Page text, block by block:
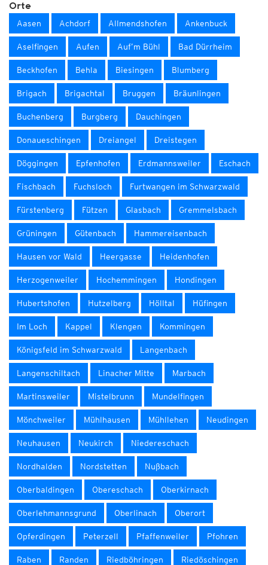
Orte
Aasen Achdorf Allmendshofen Ankenbuck
Aselfingen Aufen Auf’m Bühl Bad Dürrheim
Beckhofen Behla Biesingen Blumberg
Brigach Brigachtal Bruggen Bräunlingen
Buchenberg Burgberg Dauchingen
Donaueschingen Dreiangel Dreistegen
Döggingen Epfenhofen Erdmannsweiler Eschach
Fischbach Fuchsloch Furtwangen im Schwarzwald
Fürstenberg Fützen Glasbach Gremmelsbach
Grüningen Gütenbach Hammereisenbach
Hausen vor Wald Heergasse Heidenhofen
Herzogenweiler Hochemmingen Hondingen
Hubertshofen Hutzelberg Hölltal Hüfingen
Im Loch Kappel Klengen Kommingen
Königsfeld im Schwarzwald Langenbach
Langenschiltach Linacher Mitte Marbach
Martinsweiler Mistelbrunn Mundelfingen
Mönchweiler Mühlhausen Mühllehen Neudingen
Neuhausen Neukirch Niedereschach
Nordhalden Nordstetten Nußbach
Oberbaldingen Obereschach Oberkirnach
Oberlehmannsgrund Oberlinach Oberort
Opferdingen Peterzell Pfaffenweiler Pfohren
Raben Randen Riedböhringen Riedöschingen